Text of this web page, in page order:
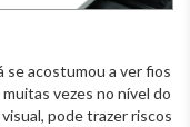
se acostumou a ver fios
vezes no nível do
pode trazer riscos